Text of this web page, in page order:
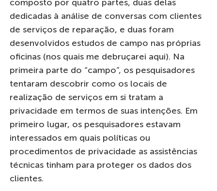
composto por quatro partes, duas delas
dedicadas à análise de conversas com clientes
de serviços de reparação, e duas foram
desenvolvidos estudos de campo nas próprias
oficinas (nos quais me debruçarei aqui). Na
primeira parte do “campo”, os pesquisadores
tentaram descobrir como os locais de
realização de serviços em si tratam a
privacidade em termos de suas intenções. Em
primeiro lugar, os pesquisadores estavam
interessados ​​em quais políticas ou
procedimentos de privacidade as assistências
técnicas tinham para proteger os dados dos
clientes.